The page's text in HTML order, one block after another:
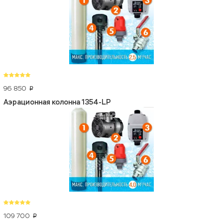
96 850 p
Аэрационная колонна 1354-LP
109 700 p